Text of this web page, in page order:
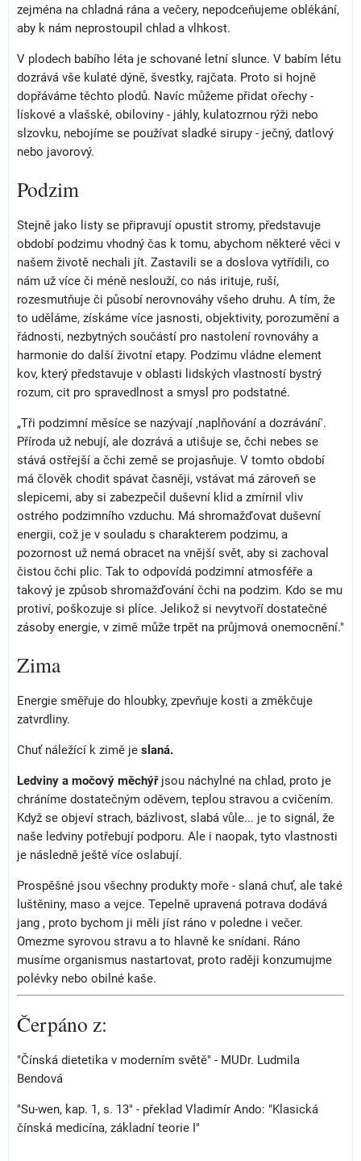
zejména na chladná rána a večery, nepodceňujeme oblékání,
aby k nám neprostoupil chlad a vlhkost.
V plodech babího léta je schované letní slunce. V babím létu
dozrává vše kulaté dýně, švestky, rajčata. Proto si hojně
dopřáváme těchto plodů. Navíc můžeme přidat ořechy -
lískové a vlašské, obiloviny - jáhly, kulatozrnou rýži nebo
slzovku, nebojíme se používat sladké sirupy - ječný, datlový
nebo javorový.
Podzim
Stejně jako listy se připravují opustit stromy, představuje
období podzimu vhodný čas k tomu, abychom některé věci v
našem životě nechali jít. Zastavili se a doslova vytřídili, co
nám už více či méně neslouží, co nás irituje, ruší,
rozesmutňuje či působí nerovnováhy všeho druhu. A tím, že
to uděláme, získáme více jasnosti, objektivity, porozumění a
řádnosti, nezbytných součástí pro nastolení rovnováhy a
harmonie do další životní etapy. Podzimu vládne element
kov, který představuje v oblasti lidských vlastností bystrý
rozum, cit pro spravedlnost a smysl pro podstatné.
„Tři podzimní měsíce se nazývají ‚naplňování a dozrávání'.
Příroda už nebují, ale dozrává a utišuje se, čchi nebes se
stává ostřejší a čchi země se projasňuje. V tomto období
má člověk chodit spávat časněji, vstávat má zároveň se
slepicemi, aby si zabezpečil duševní klid a zmírnil vliv
ostrého podzimního vzduchu. Má shromažďovat duševní
energii, což je v souladu s charakterem podzimu, a
pozornost už nemá obracet na vnější svět, aby si zachoval
čistou čchi plic. Tak to odpovídá podzimní atmosféře a
takový je způsob shromažďování čchi na podzim. Kdo se mu
protiví, poškozuje si plíce. Jelikož si nevytvoří dostatečné
zásoby energie, v zimě může trpět na průjmová onemocnění."
Zima
Energie směřuje do hloubky, zpevňuje kosti a změkčuje
zatvrdliny.
Chuť náležící k zimě je slaná.
Ledviny a močový měchýřjsou náchylné na chlad, proto je
chráníme dostatečným oděvem, teplou stravou a cvičením.
Když se objeví strach, bázlivost, slabá vůle... je to signál, že
naše ledviny potřebují podporu. Ale i naopak, tyto vlastnosti
je následně ještě více oslabují.
Prospěšné jsou všechny produkty moře - slaná chuť, ale také
luštěniny, maso a vejce. Tepelně upravená potrava dodává
jang , proto bychom ji měli jíst ráno v poledne i večer.
Omezme syrovou stravu a to hlavně ke snídani. Ráno
musíme organismus nastartovat, proto raději konzumujme
polévky nebo obilné kaše.
Čerpáno z:
"Čínská dietetika v moderním světě" - MUDr. Ludmila
Bendová
"Su-wen, kap. 1, s. 13" - překlad Vladimír Ando: "Klasická
čínská medicína, základní teorie I"